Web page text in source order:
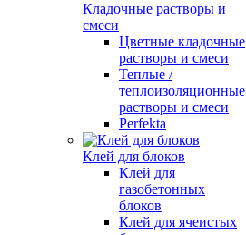
Кладочные растворы и
смеси
Цветные кладочные
растворы и смеси
Теплые /
теплоизоляционные
растворы и смеси
Perfekta
Клей для блоков
Клей для
газобетонных
блоков
Клей для ячеистых